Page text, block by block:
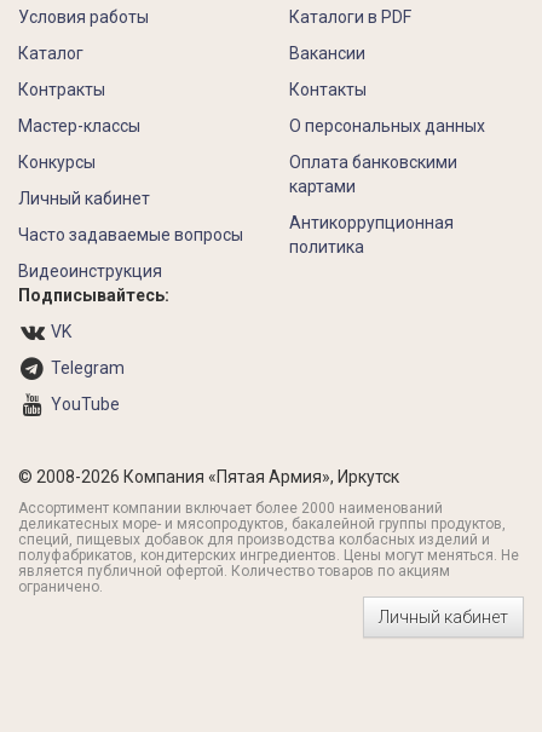
Условия работы
Каталог
Контракты
Каталоги в PDF
Вакансии
Контакты
Мастер-классы
Конкурсы
Личный кабинет
Часто задаваемые вопросы
Видеоинструкция
О персональных данных
Оплата банковскими
картами
Антикоррупционная
политика
Подписывайтесь:
VK
Telegram
YouTube
© 2008-2026 Компания «Пятая Армия», Иркутск
Ассортимент компании включает более 2000 наименований
деликатесных море- и мясопродуктов, бакалейной группы продуктов,
специй, пищевых добавок для производства колбасных изделий и
полуфабрикатов, кондитерских ингредиентов. Цены могут меняться. Не
является публичной офертой. Количество товаров по акциям
ограничено.
Личный кабинет